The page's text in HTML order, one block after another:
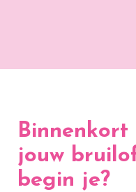
jouw
begin je?